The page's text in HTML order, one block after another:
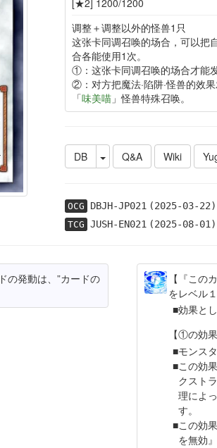
调整＋调整以外的怪兽1只
这张卡同调召唤的场合，可以
合各能使用1次。
①：这张卡同调召唤的场合才能
②：对方把魔法·陷阱·怪兽的效
「味美喵 」怪兽特殊召唤。
DB Q&A Wiki
OCG DBJH-JP021(2025-03-22)
TCG JUSH-EN021(2025-08-01)
の発動は、”カードの
【『この
をレベル
効果と
【①の効
モンス
この効
クスト
理によ
す。
この効
を無効